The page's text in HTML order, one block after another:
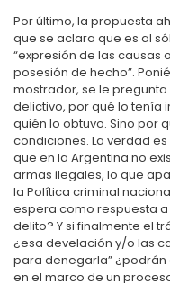
Por último, la propuesta
que se aclara que es al
“expresión de las causas
posesión de hecho”.
mostrador, se le
delictivo, por qué lo tenía
quién lo obtuvo. Sino por
condiciones. La verdad
que en la Argentina no
armas ilegales, lo que
la Política criminal
espera como respuesta
delito? Y si finalmente el
¿esa develación y/o las
para denegarla”
en el marco de un